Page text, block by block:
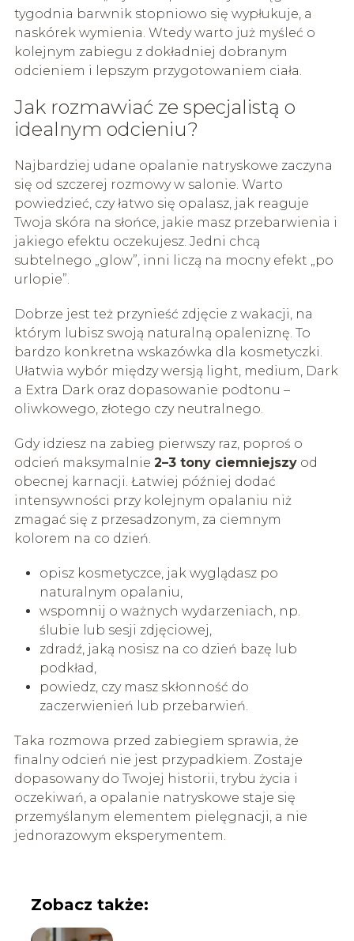
tygodnia barwnik stopniowo się wypłukuje, a
naskórek wymienia. Wtedy warto już myśleć o
kolejnym zabiegu z dokładniej dobranym
odcieniem i lepszym przygotowaniem ciała.
Jak rozmawiać ze specjalistą o
idealnym odcieniu?
Najbardziej udane opalanie natryskowe zaczyna
się od szczerej rozmowy w salonie. Warto
powiedzieć, czy łatwo się opalasz, jak reaguje
Twoja skóra na słońce, jakie masz przebarwienia i
jakiego efektu oczekujesz. Jedni chcą
subtelnego „glow”, inni liczą na mocny efekt „po
urlopie”.
Dobrze jest też przynieść zdjęcie z wakacji, na
którym lubisz swoją naturalną opaleniznę. To
bardzo konkretna wskazówka dla kosmetyczki.
Ułatwia wybór między wersją light, medium, Dark
a Extra Dark oraz dopasowanie podtonu –
oliwkowego, złotego czy neutralnego.
Gdy idziesz na zabieg pierwszy raz, poproś o
odcień maksymalnie 2–3 tony ciemniejszyod
obecnej karnacji. Łatwiej później dodać
intensywności przy kolejnym opalaniu niż
zmagać się z przesadzonym, za ciemnym
kolorem na co dzień.
opisz kosmetyczce, jak wyglądasz po
naturalnym opalaniu,
wspomnij o ważnych wydarzeniach, np.
ślubie lub sesji zdjęciowej,
zdradź, jaką nosisz na co dzień bazę lub
podkład,
powiedz, czy masz skłonność do
zaczerwienień lub przebarwień.
Taka rozmowa przed zabiegiem sprawia, że
finalny odcień nie jest przypadkiem. Zostaje
dopasowany do Twojej historii, trybu życia i
oczekiwań, a opalanie natryskowe staje się
przemyślanym elementem pielęgnacji, a nie
jednorazowym eksperymentem.
Zobacz także: